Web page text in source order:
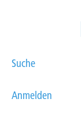
Suche
Anmelden